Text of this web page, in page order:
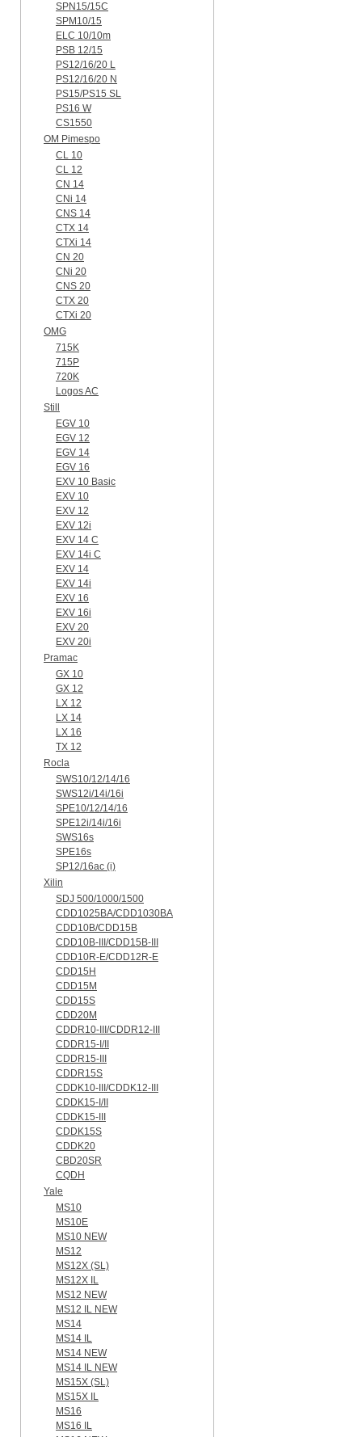
SPN15/15C
SPM10/15
ELC 10/10m
PSB 12/15
PS12/16/20 L
PS12/16/20 N
PS15/PS15 SL
PS16 W
CS1550
OM Pimespo
CL 10
CL 12
CN 14
CNi 14
CNS 14
CTX 14
CTXi 14
CN 20
CNi 20
CNS 20
CTX 20
CTXi 20
OMG
715K
715P
720K
Logos AC
Still
EGV 10
EGV 12
EGV 14
EGV 16
EXV 10 Basic
EXV 10
EXV 12
EXV 12i
EXV 14 C
EXV 14i C
EXV 14
EXV 14i
EXV 16
EXV 16i
EXV 20
EXV 20i
Pramac
GX 10
GX 12
LX 12
LX 14
LX 16
TX 12
Rocla
SWS10/12/14/16
SWS12i/14i/16i
SPE10/12/14/16
SPE12i/14i/16i
SWS16s
SPE16s
SP12/16ac (i)
Xilin
SDJ 500/1000/1500
CDD1025BA/CDD1030BA
CDD10B/CDD15B
CDD10B-III/CDD15B-III
CDD10R-E/CDD12R-E
CDD15H
CDD15M
CDD15S
CDD20M
CDDR10-III/CDDR12-III
CDDR15-I/II
CDDR15-III
CDDR15S
CDDK10-III/CDDK12-III
CDDK15-I/II
CDDK15-III
CDDK15S
CDDK20
CBD20SR
CQDH
Yale
MS10
MS10E
MS10 NEW
MS12
MS12X (SL)
MS12X IL
MS12 NEW
MS12 IL NEW
MS14
MS14 IL
MS14 NEW
MS14 IL NEW
MS15X (SL)
MS15X IL
MS16
MS16 IL